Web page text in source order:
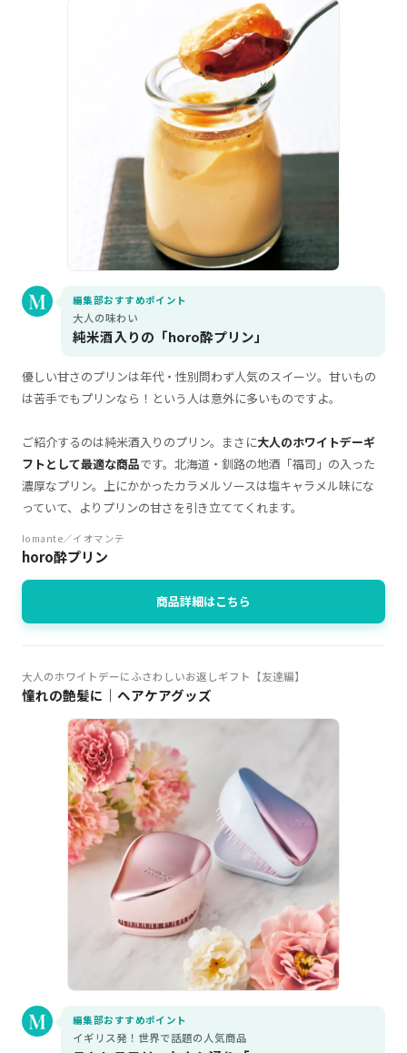
編集部おすすめポイント
大人の味わい
純米酒入りの「horo酔プリン」
優しい甘さのプリンは年代・性別問わず人気のスイーツ。甘いもの
は苦手でもプリンなら！という人は意外に多いものですよ。
ご紹介するのは純米酒入りのプリン。まさに大人のホワイトデーギ
フトとして最適な商品です。北海道・釧路の地酒「福司」の入った
濃厚なプリン。上にかかったカラメルソースは塩キャラメル味にな
っていて、よりプリンの甘さを引き立ててくれます。
Iomante／イオマンテ
horo酔プリン
商品詳細はこちら
大人のホワイトデーにふさわしいお返しギフト【友達編】
憧れの艶髪に｜ヘアケアグッズ
編集部おすすめポイント
イギリス発！世界で話題の人気商品